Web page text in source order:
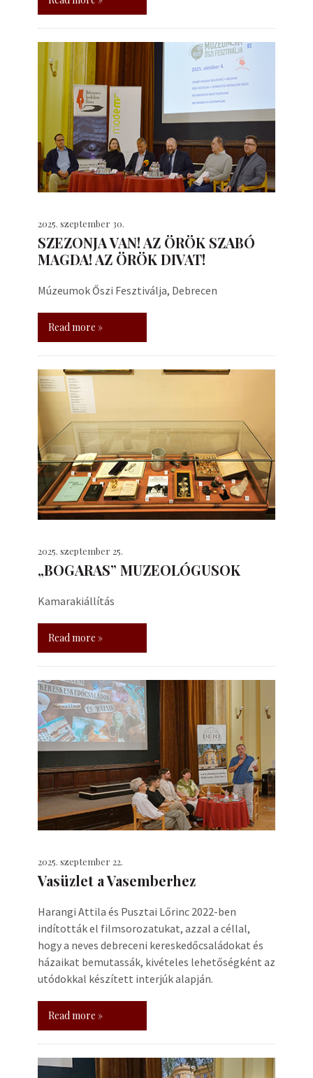
2025. szeptember 30.
SZEZONJA VAN! AZ ÖRÖK SZABÓ
MAGDA! AZ ÖRÖK DIVAT!
Múzeumok Őszi Fesztiválja, Debrecen
Read more »
2025. szeptember 25.
„BOGARAS” MUZEOLÓGUSOK
Kamarakiállítás
Read more »
2025. szeptember 22.
Vasüzlet a Vasemberhez
Harangi Attila és Pusztai Lőrinc 2022-ben
indították el filmsorozatukat, azzal a céllal,
hogy a neves debreceni kereskedőcsaládokat és
házaikat bemutassák, kivételes lehetőségként az
utódokkal készített interjúk alapján.
Read more »